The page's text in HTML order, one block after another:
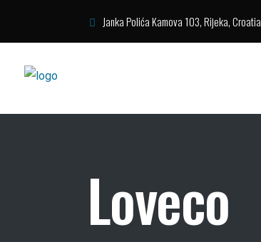
Janka Polića Kamova 103, Rijeka, Croatia
Loveco